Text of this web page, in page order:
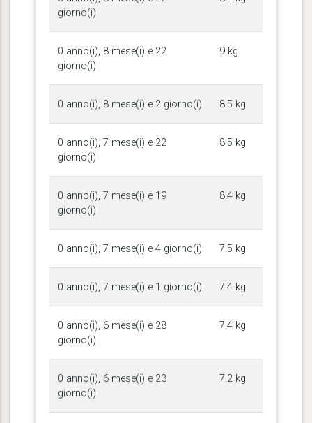
giorno(i)
0 anno(i), 8 mese(i) e 22
giorno(i)
9 kg
0 anno(i), 8 mese(i) e 2 giorno(i) 8.5 kg
0 anno(i), 7 mese(i) e 22
giorno(i)
8.5 kg
0 anno(i), 7 mese(i) e 19
giorno(i)
8.4 kg
0 anno(i), 7 mese(i) e 4 giorno(i) 7.5 kg
0 anno(i), 7 mese(i) e 1 giorno(i) 7.4 kg
0 anno(i), 6 mese(i) e 28
giorno(i)
7.4 kg
0 anno(i), 6 mese(i) e 23
giorno(i)
7.2 kg